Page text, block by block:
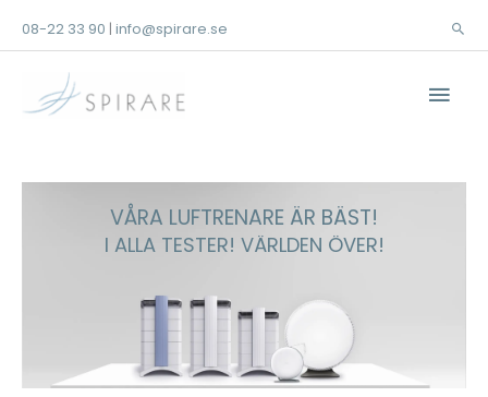
08-22 33 90 info@spirare.se Sök
VÅRA LUFTRENARE ÄR BÄST!
I ALLA TESTER! VÄRLDEN ÖVER!